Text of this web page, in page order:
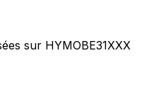
sur HYMOBE31XXX